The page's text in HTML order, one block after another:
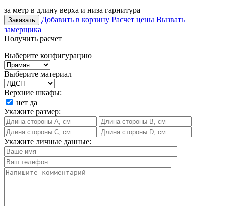
за метр в длину верха и низа гарнитура
Заказать Добавить в корзину Расчет цены Вызвать
замерщика
Получить расчет
Выберите конфигурацию
Выберите материал
Верхние шкафы:
нет да
Укажите размер:
Укажите личные данные: